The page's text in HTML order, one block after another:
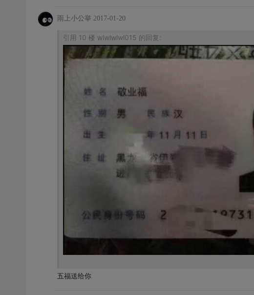
雨上小公举 2017-01-20
引用 10 楼 wlwlwlwl015 的回复:
五福送给你